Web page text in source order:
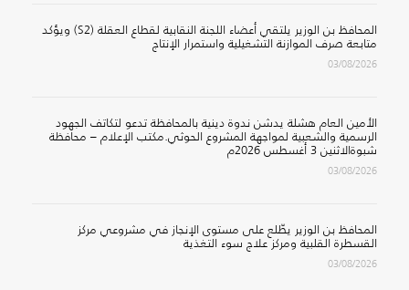
المحافظ بن الوزير يلتقي أعضاء اللجنة النقابية لقطاع العقلة (S2) ويؤكد
متابعة صرف الموازنة التشغيلية واستمرار الإنتاج
03/08/2026
الأمين العام هشلة يدشن ندوة دينية بالمحافظة تدعو لتكاتف الجهود
الرسمية والشعبية لمواجهة المشروع الحوثي.​مكتب الإعلام – محافظة
شبوةالاثنين 3 أغسطس 2026م
03/08/2026
المحافظ بن الوزير يطّلع على مستوى الإنجاز في مشروعي مركز
القسطرة القلبية ومركز علاج سوء التغذية
03/08/2026